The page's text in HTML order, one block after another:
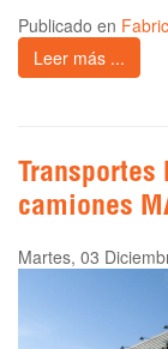
Publicado en
Leer más ...
Transportes
camiones
Martes, 03